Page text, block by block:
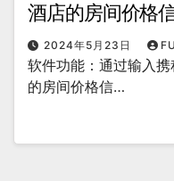
酒店的房间价格
2024年5月23日
软件功能：通过输入
的房间价格信…